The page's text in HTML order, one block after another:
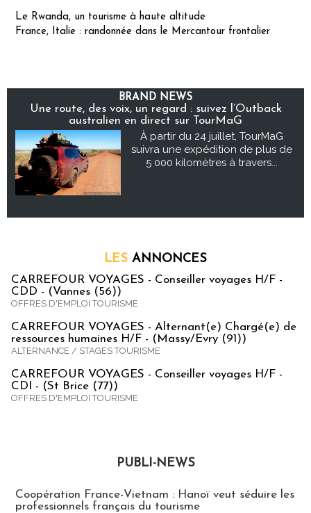
Le Rwanda, un tourisme à haute altitude
France, Italie : randonnée dans le Mercantour frontalier
BRAND NEWS
Une route, des voix, un regard : suivez l’Outback
australien en direct sur TourMaG
À partir du 24 juillet, TourMaG
suivra une expédition de plus de
5 000 kilomètres à travers...
LES ANNONCES
CARREFOUR VOYAGES - Conseiller voyages H/F -
CDD - (Vannes (56))
OFFRES D'EMPLOI TOURISME
CARREFOUR VOYAGES - Alternant(e) Chargé(e) de
ressources humaines H/F - (Massy/Evry (91))
ALTERNANCE / STAGES TOURISME
CARREFOUR VOYAGES - Conseiller voyages H/F -
CDI - (St Brice (77))
OFFRES D'EMPLOI TOURISME
PUBLI-NEWS
Coopération France-Vietnam : Hanoï veut séduire les
professionnels français du tourisme